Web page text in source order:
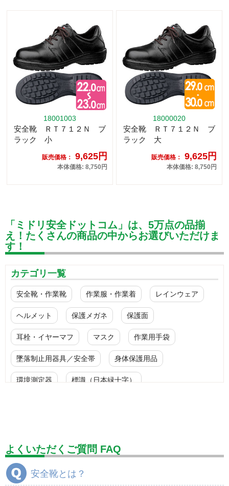
18001003
安全靴 ＲＴ７１２Ｎ ブ
ラック 小
販売価格： 9,625円
本体価格: 8,750円
18000020
安全靴 ＲＴ７１２Ｎ ブ
ラック 大
販売価格： 9,625円
本体価格: 8,750円
「ミドリ安全ドットコム」は、5万点の品揃
え！たくさんの商品の中からお選びいただけま
す！
カテゴリ一覧
安全靴・作業靴 作業服・作業着 レインウェア
ヘルメット 保護メガネ 保護面
耳栓・イヤーマフ マスク 作業用手袋
墜落制止用器具／安全帯 身体保護用品
環境測定器 標識（日本緑十字）
設備用品・作業補助用品 工事作業用品
分煙対策機器
よくいただくご質問 FAQ
安全靴とは？